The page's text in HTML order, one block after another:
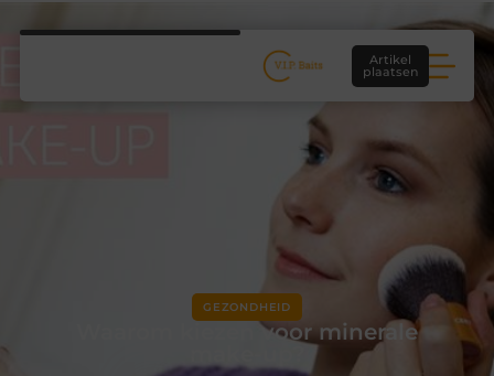
Artikel
plaatsen
GEZONDHEID
Waarom kiezen voor minerale